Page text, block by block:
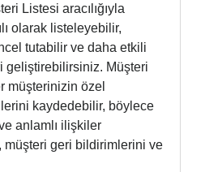
Listesi aracılığıyla
olarak listeleyebilir,
tutabilir ve daha etkili
geliştirebilirsiniz. Müşteri
müşterinizin özel
kaydedebilir, böylece
anlamlı ilişkiler
müşteri geri bildirimlerini ve